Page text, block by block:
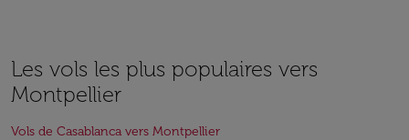
Les vols les plus populaires vers
Montpellier
Vols de Casablanca vers Montpellier